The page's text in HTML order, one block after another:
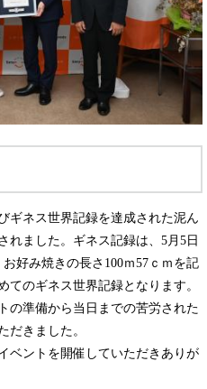
ギネス世界記録を達成された泥ん
れました。ギネス記録は、5月5日
好み焼きの長さ100ｍ57ｃｍを記
のギネス世界記録となります。
の準備から当日までの苦労された
だきました。
ベントを開催していただきありが